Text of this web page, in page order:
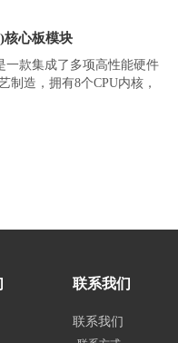
核心板模块
款集成了多项高性能硬件
制造，拥有8个CPU内核，
一个芯片中集成四项先进
联系我们
联系我们